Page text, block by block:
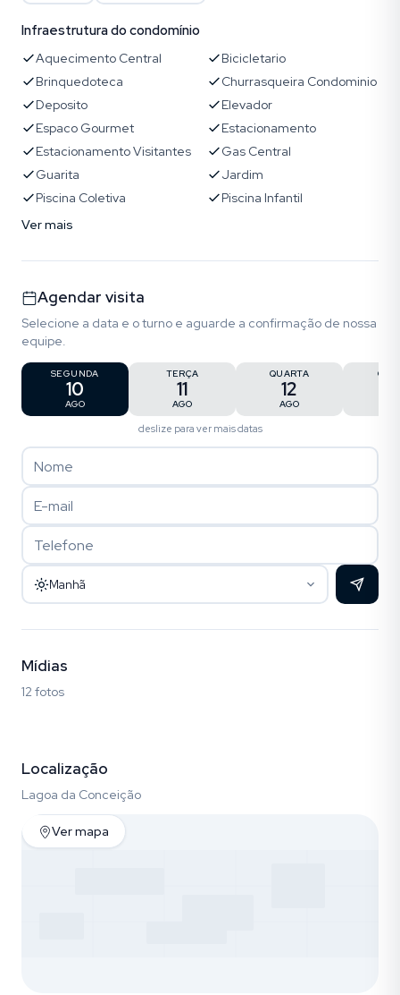
Infraestrutura do condomínio
Aquecimento Central
Bicicletario
Brinquedoteca
Churrasqueira Condominio
Deposito
Elevador
Espaco Gourmet
Estacionamento
Estacionamento Visitantes
Gas Central
Guarita
Jardim
Piscina Coletiva
Piscina Infantil
Ver mais
Agendar visita
Selecione a data e o turno e aguarde a confirmação de nossa
equipe.
SEGUNDA
10
AGO
TERÇA
11
AGO
QUARTA
12
AGO
deslize para ver mais datas
Manhã
Mídias
12 fotos
Localização
Lagoa da Conceição
Ver mapa